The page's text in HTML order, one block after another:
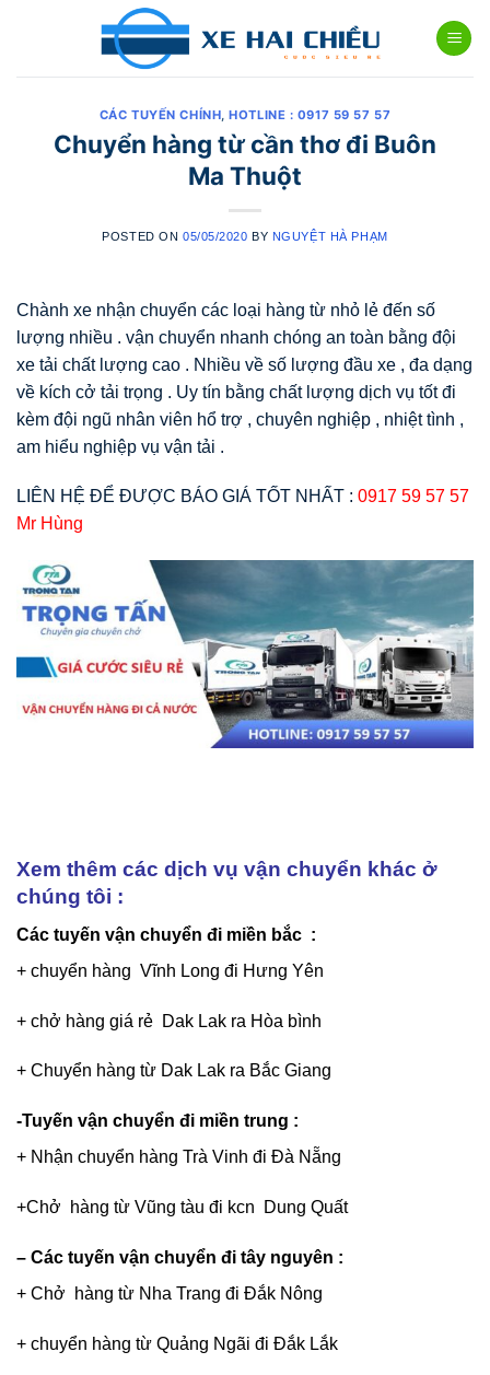
CÁC TUYẾN CHÍNH,HOTLINE : 0917 59 57 57
Chuyển hàng từ cần thơ đi Buôn
Ma Thuột
POSTED ON 05/05/2020 BY NGUYỆT HÀ PHẠM
Chành xe nhận chuyển các loại hàng từ nhỏ lẻ đến số
lượng nhiều . vận chuyển nhanh chóng an toàn bằng đội
xe tải chất lượng cao . Nhiều về số lượng đầu xe , đa dạng
về kích cở tải trọng . Uy tín bằng chất lượng dịch vụ tốt đi
kèm đội ngũ nhân viên hổ trợ , chuyên nghiệp , nhiệt tình ,
am hiểu nghiệp vụ vận tải .
LIÊN HỆ ĐỂ ĐƯỢC BÁO GIÁ TỐT NHẤT : 0917 59 57 57
Mr Hùng
Xem thêm các dịch vụ vận chuyển khác ở
chúng tôi :
Các tuyến vận chuyển đi miền bắc :
+ chuyển hàng Vĩnh Long đi Hưng Yên
+ chở hàng giá rẻ Dak Lak ra Hòa bình
+ Chuyển hàng từ Dak Lak ra Bắc Giang
-Tuyến vận chuyển đi miền trung :
+ Nhận chuyển hàng Trà Vinh đi Đà Nẵng
+Chở hàng từ Vũng tàu đi kcn Dung Quất
– Các tuyến vận chuyển đi tây nguyên :
+ Chở hàng từ Nha Trang đi Đắk Nông
+ chuyển hàng từ Quảng Ngãi đi Đắk Lắk